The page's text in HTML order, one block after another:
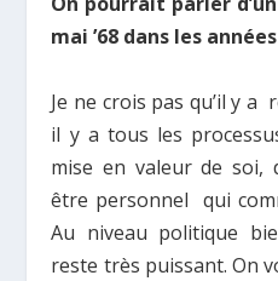
mai ’68 dans les
Je ne crois pas qu’il y a
il y a tous les
mise en valeur de soi,
être personnel qui
Au niveau politique
reste très puissant. On